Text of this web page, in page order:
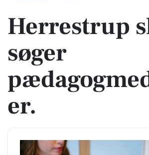
Herrestrup
søger
er.